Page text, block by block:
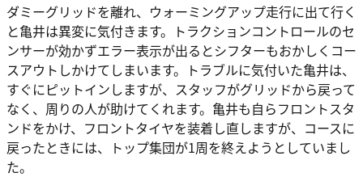
ダミーグリッドを離れ、ウォーミングアップ走行に出て行く
と亀井は異変に気付きます。トラクションコントロールのセ
ンサーが効かずエラー表示が出るとシフターもおかしくコー
スアウトしかけてしまいます。トラブルに気付いた亀井は、
すぐにピットインしますが、スタッフがグリッドから戻って
なく、周りの人が助けてくれます。亀井も自らフロントスタ
ンドをかけ、フロントタイヤを装着し直しますが、コースに
戻ったときには、トップ集団が1周を終えようとしていまし
た。